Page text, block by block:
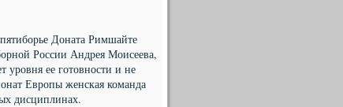
Доната Римшайте
России Андрея Моисеева,
уровня ее готовности и не
Европы женская команда
дисциплинах.